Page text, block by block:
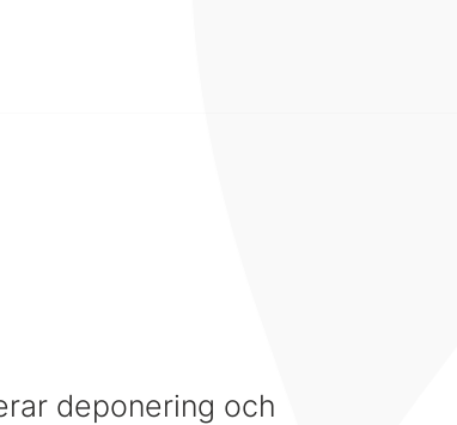
deponering och